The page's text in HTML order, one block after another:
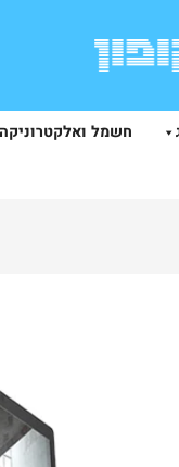
חשמל ואלקטרוניקה